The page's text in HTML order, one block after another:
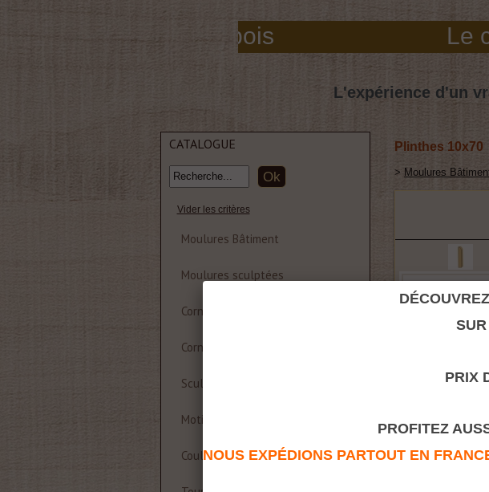
moulures bois
L'expérience d'un
Plinthes 10x70
> Moulures
CATALOGUE
Vider les critères
Moulures Bâtiment
Moulures sculptées
Corniche et rosace polyuréthane
Corniches Bois
Sculptures
Motifs décoratifs Bois & Résine
Coulisses de table
PRIX
PROFITEZ
NOUS EXPÉDIONS PARTOUT EN